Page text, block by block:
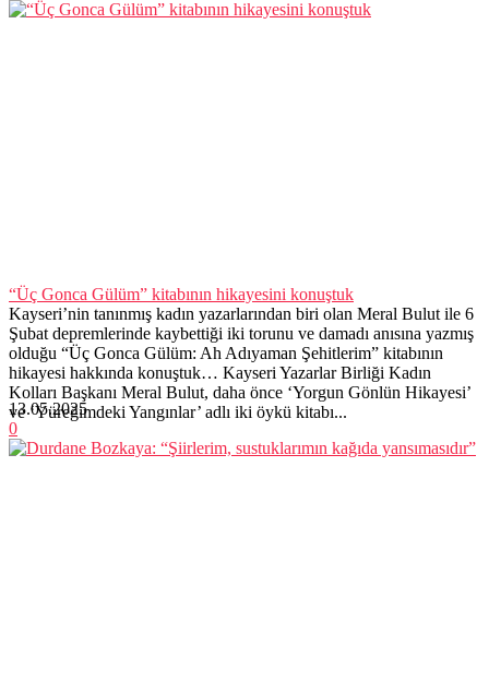
“Üç Gonca Gülüm” kitabının hikayesini konuştuk
Kayseri’nin tanınmış kadın yazarlarından biri olan Meral Bulut ile 6
Şubat depremlerinde kaybettiği iki torunu ve damadı anısına yazmış
olduğu “Üç Gonca Gülüm: Ah Adıyaman Şehitlerim” kitabının
hikayesi hakkında konuştuk… Kayseri Yazarlar Birliği Kadın
Kolları Başkanı Meral Bulut, daha önce ‘Yorgun Gönlün Hikayesi’
ve ‘Yüreğimdeki Yangınlar’ adlı iki öykü kitabı...
13.05.2025
0